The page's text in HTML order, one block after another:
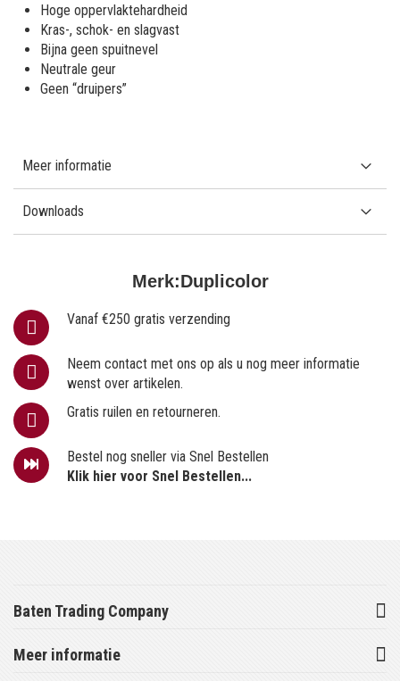
Merk:Duplicolor
Vanaf €250 gratis verzending
Neem contact met ons op als u nog meer informatie
wenst over artikelen.
Gratis ruilen en retourneren.
Bestel nog sneller via Snel Bestellen
Klik hier voor Snel Bestellen...
Hoge oppervlaktehardheid
Kras-, schok- en slagvast
Bijna geen spuitnevel
Neutrale geur
Geen “druipers”
Meer informatie
Downloads
Baten Trading Company
Meer informatie